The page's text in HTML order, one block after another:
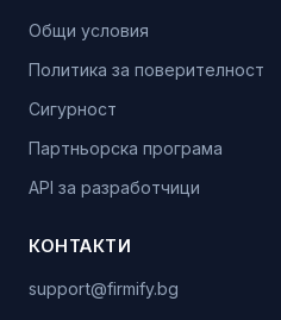
Общи условия
Политика за поверителност
Сигурност
Партньорска програма
API за разработчици
КОНТАКТИ
support@firmify.bg